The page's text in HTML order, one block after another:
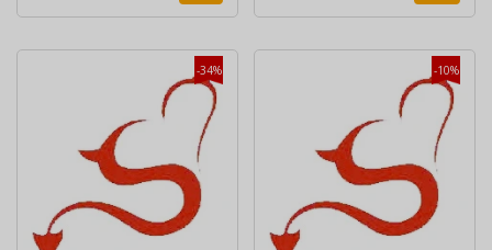
-34% -10%